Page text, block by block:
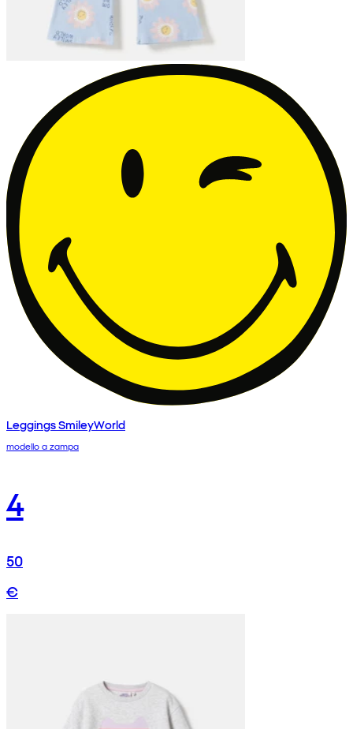
Leggings SmileyWorld
modello a zampa
4
50
€